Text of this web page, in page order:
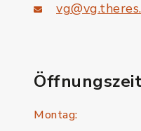
Montag: